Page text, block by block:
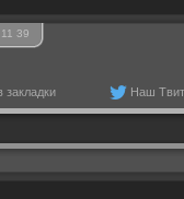
11 39
закладки Наш